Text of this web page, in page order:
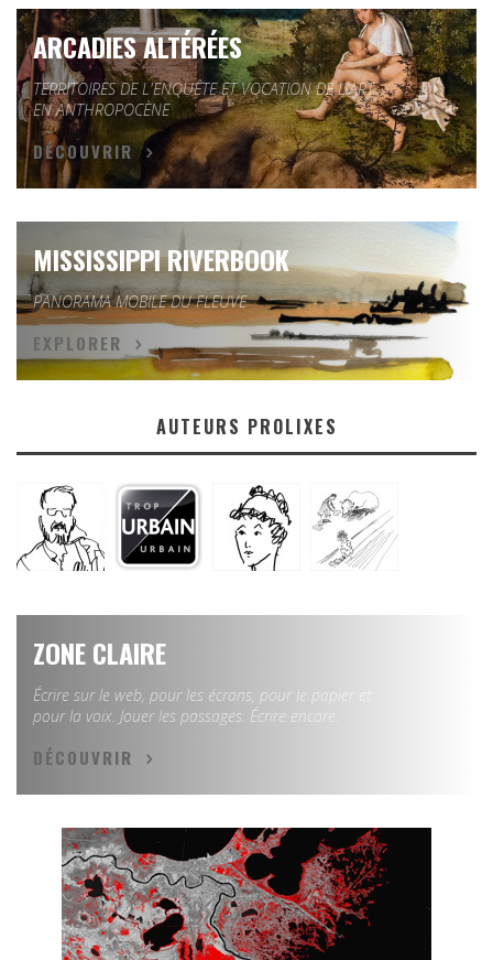
ARCADIES ALTÉRÉES
TERRITOIRES DE L'ENQUÊTE ET VOCATION DE L'ART
EN ANTHROPOCÈNE
DÉCOUVRIR
MISSISSIPPI RIVERBOOK
PANORAMA MOBILE DU FLEUVE
EXPLORER
AUTEURS PROLIXES
ZONE CLAIRE
Écrire sur le web, pour les écrans, pour le papier et
pour la voix. Jouer les passages. Écrire encore.
DÉCOUVRIR